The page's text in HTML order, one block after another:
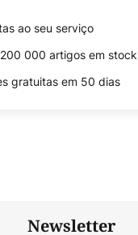
ao seu serviço
000 artigos em stock
gratuitas em 50 dias
Newsletter